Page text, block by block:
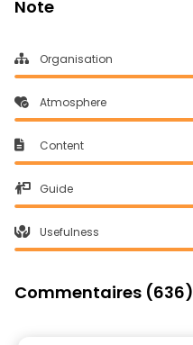
Note
Organisation
Atmosphere
Content
Guide
Usefulness
Commentaires (636)